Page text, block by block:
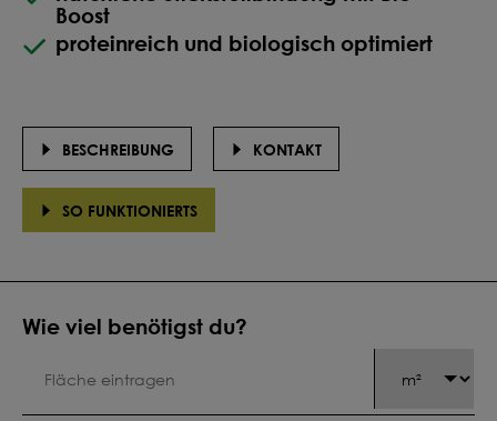
Boost
proteinreich und biologisch optimiert
Wie viel benötigst du?
BESCHREIBUNG KONTAKT
SO FUNKTIONIERTS